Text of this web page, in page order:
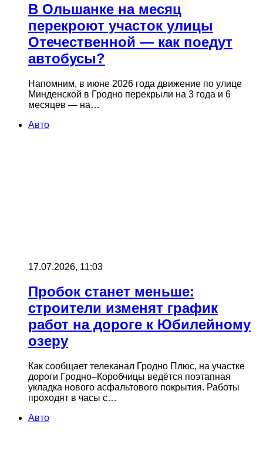
В Ольшанке на месяц
перекроют участок улицы
Отечественной — как поедут
автобусы?
Напомним, в июне 2026 года движение по улице
Минденской в Гродно перекрыли на 3 года и 6
месяцев — на…
Авто
17.07.2026, 11:03
Пробок станет меньше:
строители изменят график
работ на дороге к Юбилейному
озеру
Как сообщает телеканал Гродно Плюс, на участке
дороги Гродно–Коробчицы ведётся поэтапная
укладка нового асфальтового покрытия. Работы
проходят в часы с…
Авто